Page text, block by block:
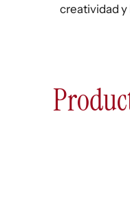
creatividad y